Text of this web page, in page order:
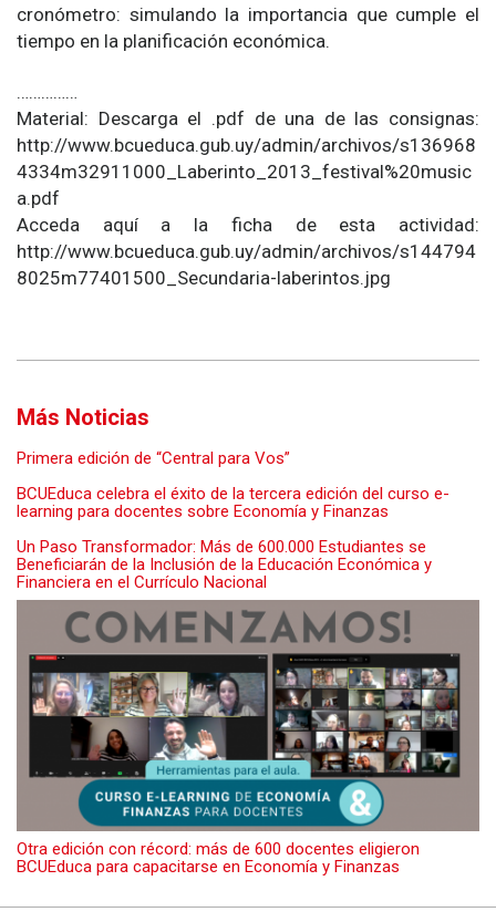
cronómetro: simulando la importancia que cumple el
tiempo en la planificación económica.
……………
Material: Descarga el .pdf de una de las consignas:
http://www.bcueduca.gub.uy/admin/archivos/s136968
4334m32911000_Laberinto_2013_festival%20music
a.pdf
Acceda aquí a la ficha de esta actividad:
http://www.bcueduca.gub.uy/admin/archivos/s144794
8025m77401500_Secundaria-laberintos.jpg
Más Noticias
Primera edición de “Central para Vos”
BCUEduca celebra el éxito de la tercera edición del curso e-
learning para docentes sobre Economía y Finanzas
Un Paso Transformador: Más de 600.000 Estudiantes se
Beneficiarán de la Inclusión de la Educación Económica y
Financiera en el Currículo Nacional
Otra edición con récord: más de 600 docentes eligieron
BCUEduca para capacitarse en Economía y Finanzas